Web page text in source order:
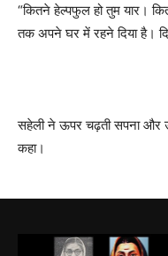
“कितने हेल्पफुल हो तुम यार।
तक अपने घर में रहने दिया है।
सहेली ने ऊपर चढ़ती सपना और
कहा।